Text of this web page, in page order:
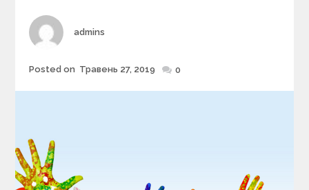
s
Author
admins
Posted
Posted on Травень 27, 2019 0